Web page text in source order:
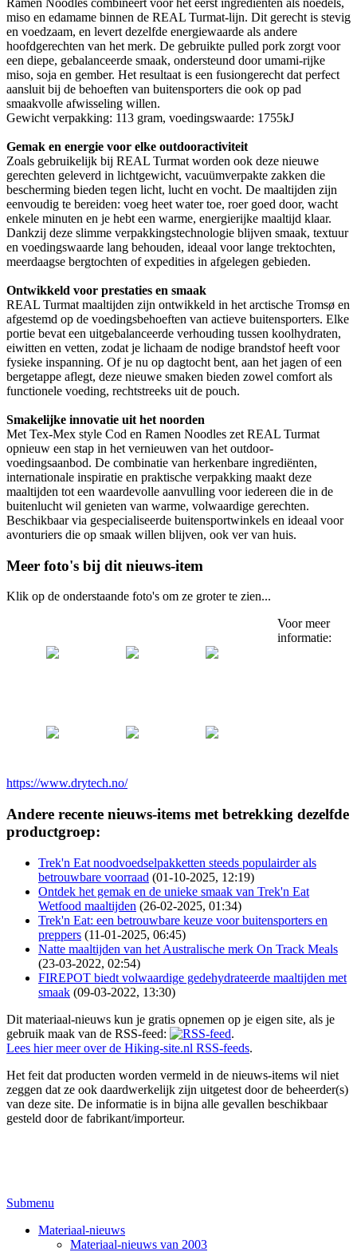
miso en edamame binnen de REAL Turmat-lijn. Dit gerecht is stevig
en voedzaam, en levert dezelfde energiewaarde als andere
hoofdgerechten van het merk. De gebruikte pulled pork zorgt voor
een diepe, gebalanceerde smaak, ondersteund door umami-rijke
miso, soja en gember. Het resultaat is een fusiongerecht dat perfect
aansluit bij de behoeften van buitensporters die ook op pad
smaakvolle afwisseling willen.
Gewicht verpakking: 113 gram, voedingswaarde: 1755kJ
Gemak en energie voor elke outdooractiviteit
Zoals gebruikelijk bij REAL Turmat worden ook deze nieuwe
gerechten geleverd in lichtgewicht, vacuümverpakte zakken die
bescherming bieden tegen licht, lucht en vocht. De maaltijden zijn
eenvoudig te bereiden: voeg heet water toe, roer goed door, wacht
enkele minuten en je hebt een warme, energierijke maaltijd klaar.
Dankzij deze slimme verpakkingstechnologie blijven smaak, textuur
en voedingswaarde lang behouden, ideaal voor lange trektochten,
meerdaagse bergtochten of expedities in afgelegen gebieden.
Ontwikkeld voor prestaties en smaak
REAL Turmat maaltijden zijn ontwikkeld in het arctische Tromsø en
afgestemd op de voedingsbehoeften van actieve buitensporters. Elke
portie bevat een uitgebalanceerde verhouding tussen koolhydraten,
eiwitten en vetten, zodat je lichaam de nodige brandstof heeft voor
fysieke inspanning. Of je nu op dagtocht bent, aan het jagen of een
bergetappe aflegt, deze nieuwe smaken bieden zowel comfort als
functionele voeding, rechtstreeks uit de pouch.
Smakelijke innovatie uit het noorden
Met Tex-Mex style Cod en Ramen Noodles zet REAL Turmat
opnieuw een stap in het vernieuwen van het outdoor-
voedingsaanbod. De combinatie van herkenbare ingrediënten,
internationale inspiratie en praktische verpakking maakt deze
maaltijden tot een waardevolle aanvulling voor iedereen die in de
buitenlucht wil genieten van warme, volwaardige gerechten.
Beschikbaar via gespecialiseerde buitensportwinkels en ideaal voor
avonturiers die op smaak willen blijven, ook ver van huis.
Meer foto's bij dit nieuws-item
Klik op de onderstaande foto's om ze groter te zien...
Voor meer
informatie:
https://www.drytech.no/
Andere recente nieuws-items met betrekking dezelfde
productgroep:
Trek'n Eat noodvoedselpakketten steeds populairder als
betrouwbare voorraad (01-10-2025, 12:19)
Ontdek het gemak en de unieke smaak van Trek'n Eat
Wetfood maaltijden (26-02-2025, 01:34)
Trek'n Eat: een betrouwbare keuze voor buitensporters en
preppers (11-01-2025, 06:45)
Natte maaltijden van het Australische merk On Track Meals
(23-03-2022, 02:54)
FIREPOT biedt volwaardige gedehydrateerde maaltijden met
smaak (09-03-2022, 13:30)
Dit materiaal-nieuws kun je gratis opnemen op je eigen site, als je
gebruik maak van de RSS-feed:
.
Lees hier meer over de Hiking-site.nl RSS-feeds.
Het feit dat producten worden vermeld in de nieuws-items wil niet
zeggen dat ze ook daardwerkelijk zijn uitgetest door de beheerder(s)
van deze site. De informatie is in bijna alle gevallen beschikbaar
gesteld door de fabrikant/importeur.
Submenu
Materiaal-nieuws
Materiaal-nieuws van 2003